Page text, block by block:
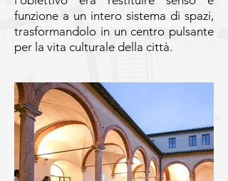
funzione a un intero sistema di spazi,
trasformandolo in un centro pulsante
per la vita culturale della città.